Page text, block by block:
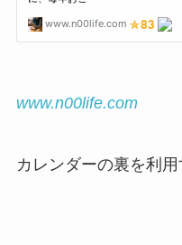
www.n00life.com
カレンダーの裏を利用